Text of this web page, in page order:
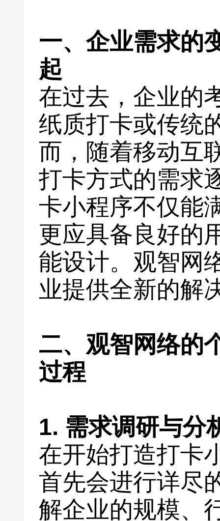
一、企业需求的
起
在过去，企业的
纸质打卡或传统
而，随着移动互
打卡方式的需求
卡小程序不仅能
更应具备良好的
能设计。观智网
业提供全新的解
二、观智网络的
过程
1. 需求调研与分
在开始打造打卡
首先会进行详尽
解企业的规模、